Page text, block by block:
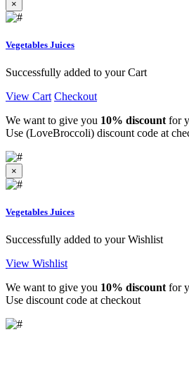
×
Vegetables Juices
Successfully added to your Cart
View Cart Checkout
We want to give you 10% discount for
Use (LoveBroccoli) discount code at
×
Vegetables Juices
Successfully added to your Wishlist
View Wishlist
We want to give you 10% discountfor
Use discount code at checkout